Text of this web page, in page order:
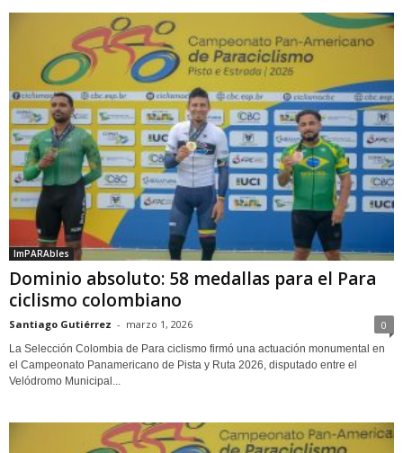
ImPARAbles
Dominio absoluto: 58 medallas para el Para
ciclismo colombiano
Santiago Gutiérrez - marzo 1, 2026 0
La Selección Colombia de Para ciclismo firmó una actuación monumental en
el Campeonato Panamericano de Pista y Ruta 2026, disputado entre el
Velódromo Municipal...